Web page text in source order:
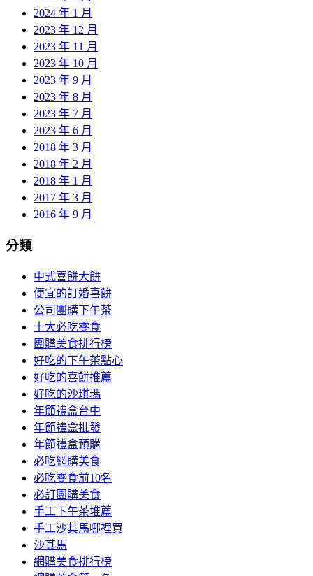
2024 年 1 月
2023 年 12 月
2023 年 11 月
2023 年 10 月
2023 年 9 月
2023 年 8 月
2023 年 7 月
2023 年 6 月
2018 年 3 月
2018 年 2 月
2018 年 1 月
2017 年 3 月
2016 年 9 月
分類
中式喜餅大餅
便宜的訂婚喜餅
公司團購下午茶
十大必吃零食
團購美食排行榜
好吃的下午茶點心
好吃的喜餅推薦
好吃的沙琪瑪
年節禮盒台中
年節禮盒批發
年節禮盒預購
必吃網購美食
必吃零食前10名
必訂團購美食
手工下午茶堆薦
手工沙其馬哪裡買
沙其馬
網購美食排行榜